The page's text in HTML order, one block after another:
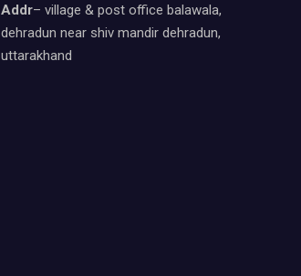
Addr– village & post office balawala,
dehradun near shiv mandir dehradun,
uttarakhand